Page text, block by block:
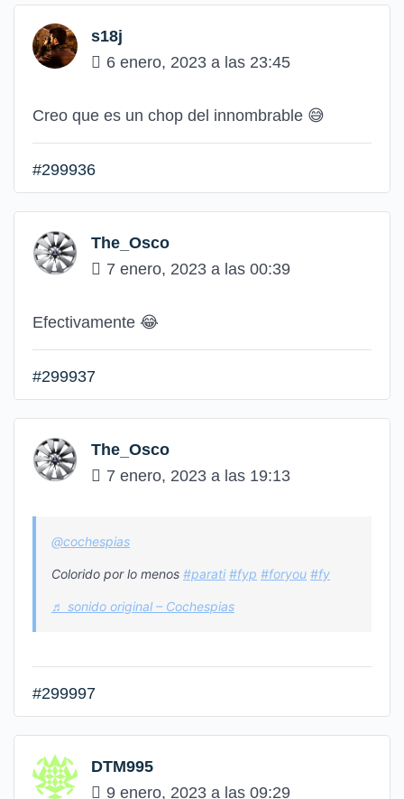
s18j
6 enero, 2023 a las 23:45
Creo que es un chop del innombrable 😅
#299936
The_Osco
7 enero, 2023 a las 00:39
Efectivamente 😂
#299937
The_Osco
7 enero, 2023 a las 19:13
@cochespias
Colorido por lo menos #parati #fyp #foryou #fy
♬ sonido original – Cochespias
#299997
DTM995
9 enero, 2023 a las 09:29